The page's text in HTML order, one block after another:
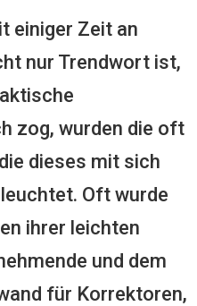
einiger Zeit an
nur Trendwort ist,
zog, wurden die oft
dieses mit sich
Oft wurde
ihrer leichten
und dem
für Korrektoren,